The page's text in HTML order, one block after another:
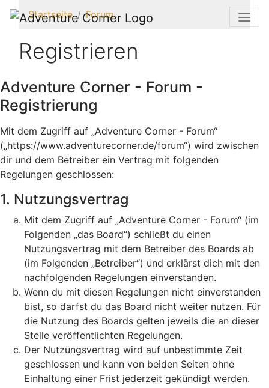
Startseite Forum
Registrieren
Adventure Corner - Forum -
Registrierung
Mit dem Zugriff auf „Adventure Corner - Forum“
(„https://www.adventurecorner.de/forum“) wird zwischen
dir und dem Betreiber ein Vertrag mit folgenden
Regelungen geschlossen:
1. Nutzungsvertrag
Mit dem Zugriff auf „Adventure Corner - Forum“ (im
Folgenden „das Board“) schließt du einen
Nutzungsvertrag mit dem Betreiber des Boards ab
(im Folgenden „Betreiber“) und erklärst dich mit den
nachfolgenden Regelungen einverstanden.
Wenn du mit diesen Regelungen nicht einverstanden
bist, so darfst du das Board nicht weiter nutzen. Für
die Nutzung des Boards gelten jeweils die an dieser
Stelle veröffentlichten Regelungen.
Der Nutzungsvertrag wird auf unbestimmte Zeit
geschlossen und kann von beiden Seiten ohne
Einhaltung einer Frist jederzeit gekündigt werden.